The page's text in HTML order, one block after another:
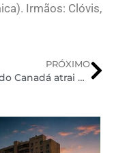
Irmãos: Clóvis,
PRÓXIMO
Região do Canadá atrai brasileiros com programa que ajuda a obter emprego